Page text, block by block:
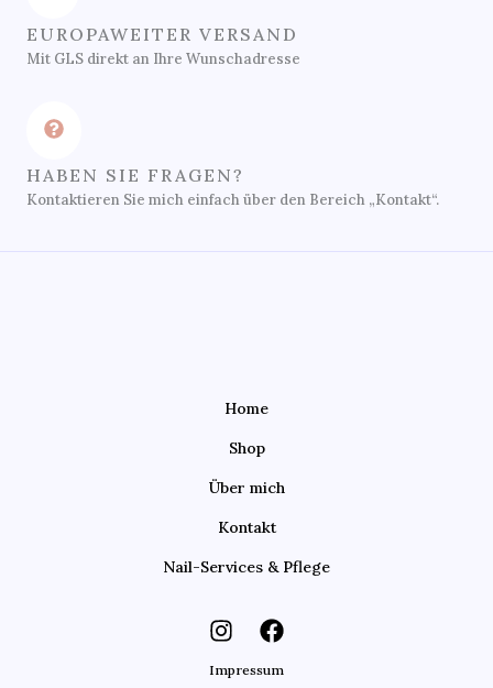
EUROPAWEITER VERSAND
Mit GLS direkt an Ihre Wunschadresse
HABEN SIE FRAGEN?
Kontaktieren Sie mich einfach über den Bereich „Kontakt“.
Home
Shop
Über mich
Kontakt
Nail-Services & Pflege
Impressum